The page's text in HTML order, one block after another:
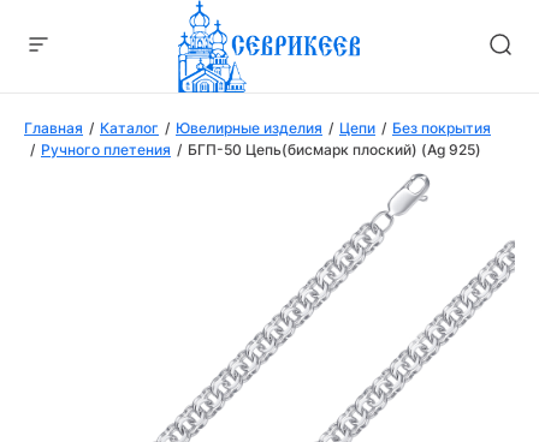
Главная Каталог Ювелирные изделия Цепи
Без покрытия
Ручного плетения
БГП-50 Цепь(бисмарк плоский) (Ag 925)